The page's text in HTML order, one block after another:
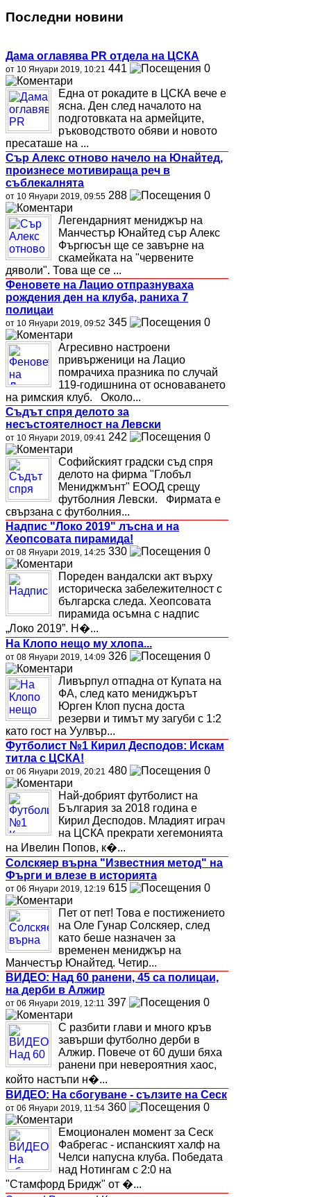
Последни новини
Дама оглавява PR отдела на ЦСКА
от 10 Януари 2019, 10:21 441 0
Една от рокадите в ЦСКА вече е
ясна. Ден след началото на
подготовката на армейците,
ръководството обяви и новото
пресаташе на ...
Сър Алекс отново начело на Юнайтед,
произнесе мотивираща реч в
съблекалнята
от 10 Януари 2019, 09:55 288 0
Легендарният мениджър на
Манчестър Юнайтед сър Алекс
Фъргюсън ще се завърне на
скамейката на "червените
дяволи". Това ще се ...
Феновете на Лацио отпразнуваха
рождения ден на клуба, раниха 7
полицаи
от 10 Януари 2019, 09:52 345 0
Агресивно настроени
привърженици на Лацио
помрачиха празника по случай
119-годишнина от основаването
на римския клуб. Около...
Съдът спря делото за
несъстоятелност на Левски
от 10 Януари 2019, 09:41 242 0
Софийският градски съд спря
делото на фирма "Глобъл
Мениджмънт" ЕООД срещу
футболния Левски. Фирмата е
свързана с футболния...
Надпис "Локо 2019" лъсна и на
Хеопсовата пирамида!
от 08 Януари 2019, 14:25 330 0
Пореден вандалски акт върху
историческа забележителност с
българска следа. Хеопсовата
пирамида осъмна с надпис
„Локо 2019”. Н�...
На Клопо нещо му хлопа...
от 08 Януари 2019, 14:09 326 0
Ливърпул отпадна от Купата на
ФА, след като мениджърът
Юрген Клоп пусна доста
резерви и тимът му загуби с 1:2
като гост на Уулвър...
Футболист №1 Кирил Десподов: Искам
титла с ЦСКА!
от 06 Януари 2019, 20:21 480 0
Най-добрият футболист на
България за 2018 година е
Кирил Десподов. Младият играч
на ЦСКА прекрати хегемонията
на Ивелин Попов, к�...
Солскяер върна "Известния метод" на
Фърги и влезе в историята
от 06 Януари 2019, 12:19 615 0
Пет от пет! Това е постижението
на Оле Гунар Солскяер, след
като беше назначен за
временен мениджър на
Манчестър Юнайтед. Четир...
ВИДЕО: Над 60 ранени, 45 са полицаи,
на дерби в Алжир
от 06 Януари 2019, 12:11 397 0
С разбити глави и много кръв
завърши футболно дерби в
Алжир. Повече от 60 души бяха
ранени при невероятния хаос,
който настъпи н�...
ВИДЕО: На сбогуване - сълзите на Сеск
от 06 Януари 2019, 11:54 360 0
Емоционален момент за Сеск
Фабрегас - испанският халф на
Челси напусна клуба. Победата
над Нотингам с 2:0 на
"Стамфорд Бридж" от �...